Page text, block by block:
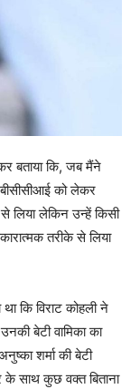
बताया कि, जब मैंने
को लेकर
लिया लेकिन उन्हें किसी
तरीके से लिया
कि विराट कोहली ने
बेटी वामिका का
शर्मा की बेटी
के साथ कुछ वक्त बिताना